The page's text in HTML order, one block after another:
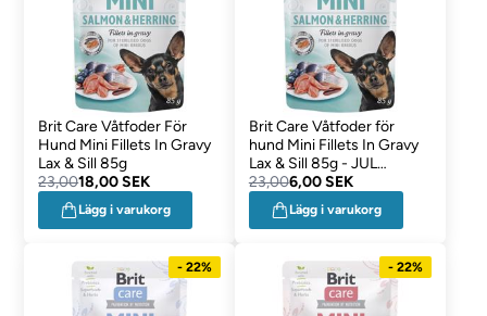
Brit Care Våtfoder För
Hund Mini Fillets In Gravy
Lax & Sill 85g
23,0018,00 SEK
Lägg i varukorg
Brit Care Våtfoder för
hund Mini Fillets In Gravy
Lax & Sill 85g - JUL
DATOVAROR
23,006,00 SEK
Lägg i varukorg
- 22% - 22%